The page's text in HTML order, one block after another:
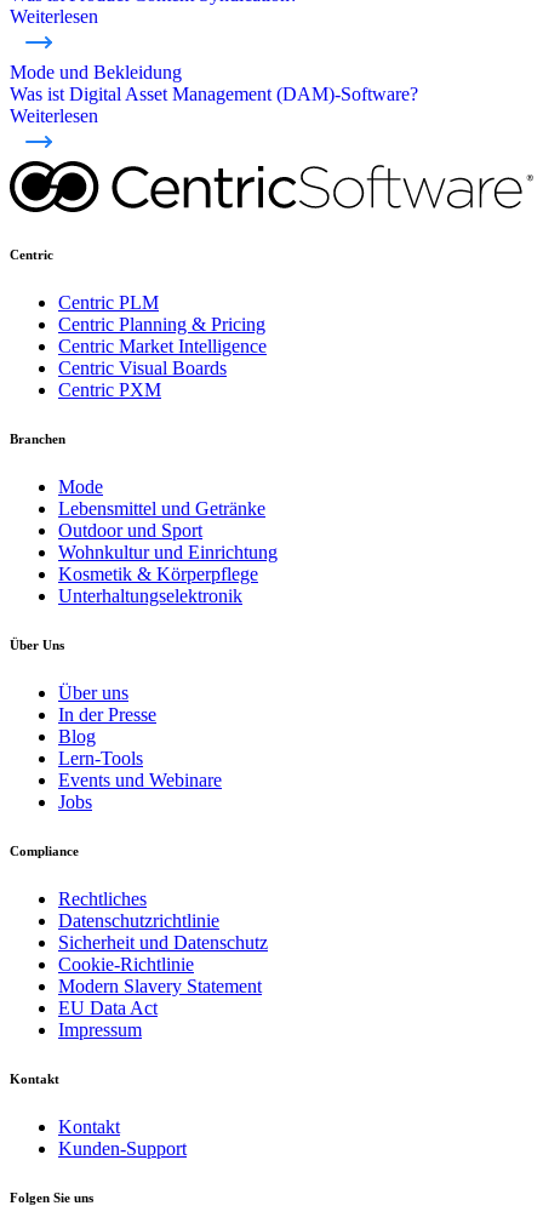
Weiterlesen
Mode und Bekleidung
Was ist Digital Asset Management (DAM)-Software?
Weiterlesen
Centric
Centric PLM
Centric Planning & Pricing
Centric Market Intelligence
Centric Visual Boards
Centric PXM
Branchen
Mode
Lebensmittel und Getränke
Outdoor und Sport
Wohnkultur und Einrichtung
Kosmetik & Körperpflege
Unterhaltungselektronik
Über Uns
Über uns
In der Presse
Blog
Lern-Tools
Events und Webinare
Jobs
Compliance
Rechtliches
Datenschutzrichtlinie
Sicherheit und Datenschutz
Cookie-Richtlinie
Modern Slavery Statement
EU Data Act
Impressum
Kontakt
Kontakt
Kunden-Support
Folgen Sie uns